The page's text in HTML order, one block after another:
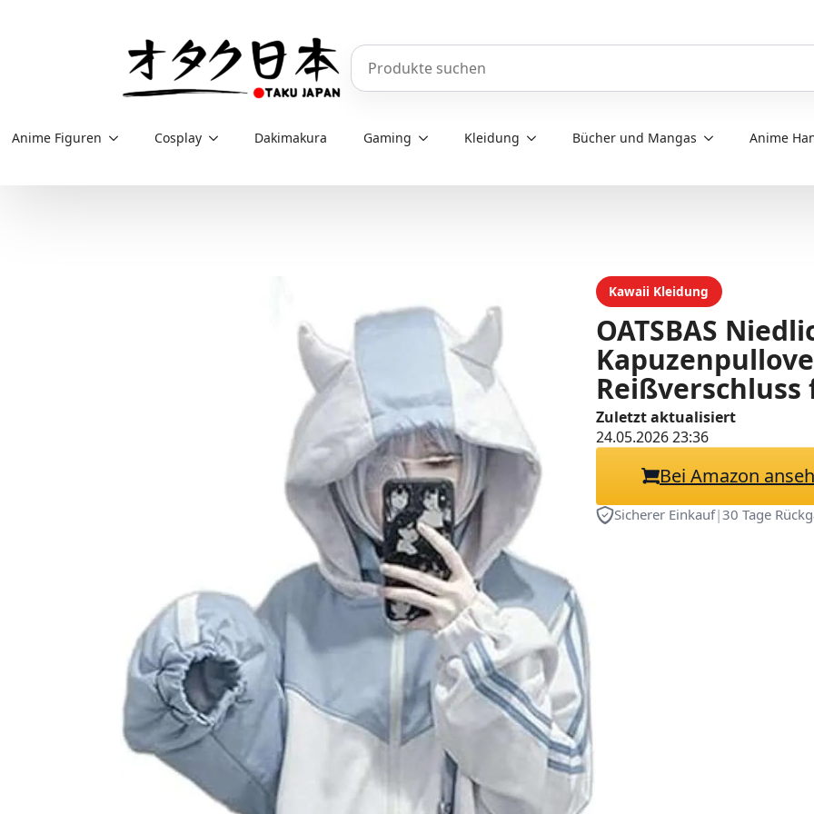
Produkte durchsuchen
Anime Figuren Cosplay Dakimakura Gaming Kleidung Bücher und Mangas Anime
Kawaii Kleidung
OATSBAS
Reißverschluss
Aquarell,
übergroßes
Zuletzt aktualisiert
24.05.2026 23:36
Bei Amazon
Sicherer Einkauf|30 Tage